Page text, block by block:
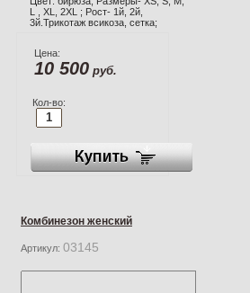
L , XL, 2XL ; Рост- 1й, 2й,
3й.Трикотаж всикоза, сетка;
Цена:
10 500 руб.
Кол-во:
Комбинезон женский
Артикул: 03145